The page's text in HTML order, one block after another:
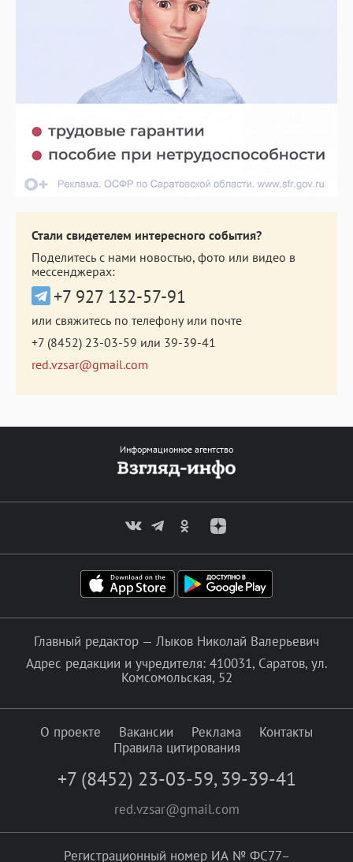
Стали свидетелем интересного события?
Поделитесь с нами новостью, фото или видео в
мессенджерах:
+7 927 132-57-91
или свяжитесь по телефону или почте
+7 (8452) 23-03-59 или 39-39-41
red.vzsar@gmail.com
Информационное агентство
Главный редактор — Лыков Николай Валерьевич
Адрес редакции и учредителя: 410031, Саратов, ул.
Комсомольская, 52
О проекте Вакансии Реклама
Контакты
Правила цитирования
+7 (8452) 23-03-59, 39-39-41
red.vzsar@gmail.com
Регистрационный номер ИА № ФС77–